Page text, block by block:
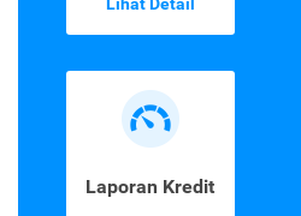
Laporan Kredit